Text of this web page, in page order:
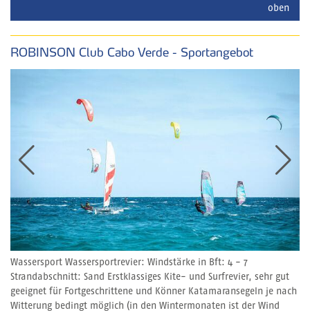
oben
ROBINSON Club Cabo Verde - Sportangebot
Wassersport Wassersportrevier: Windstärke in Bft: 4 - 7
Strandabschnitt: Sand Erstklassiges Kite- und Surfrevier, sehr gut
geeignet für Fortgeschrittene und Könner Katamaransegeln je nach
Witterung bedingt möglich (in den Wintermonaten ist der Wind